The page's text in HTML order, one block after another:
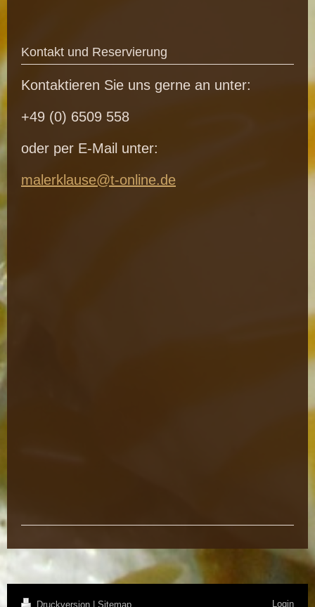
Kontakt und Reservierung
Kontaktieren Sie uns gerne an unter:
+49 (0) 6509 558
oder per E-Mail unter:
malerklause@t-online.de
Druckversion Sitemap Login